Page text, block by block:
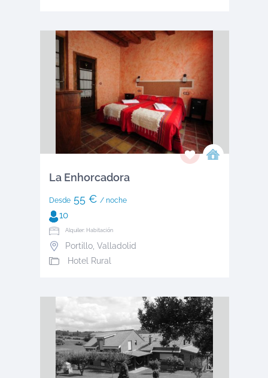
La Enhorcadora
Desde55 € / noche
10
Alquiler: Habitación
Portillo, Valladolid
Hotel Rural